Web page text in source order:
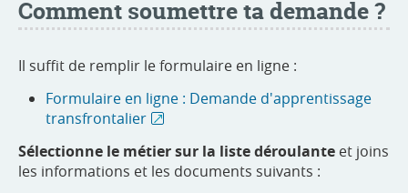
Comment soumettre ta demande ?
Il suffit de remplir le formulaire en ligne :
Formulaire en ligne : Demande d'apprentissage
transfrontalier
Sélectionne le métier sur la liste déroulante et joins
les informations et les documents suivants :